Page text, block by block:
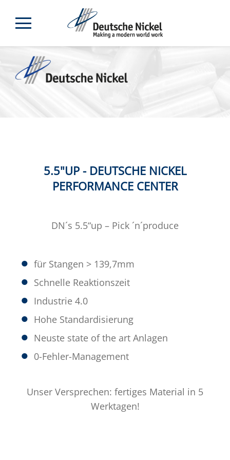
5.5"UP - DEUTSCHE NICKEL
PERFORMANCE CENTER
DN´s 5.5“up – Pick ´n´produce
für Stangen > 139,7mm
Schnelle Reaktionszeit
Industrie 4.0
Hohe Standardisierung
Neuste state of the art Anlagen
0-Fehler-Management
Unser Versprechen: fertiges Material in 5
Werktagen!